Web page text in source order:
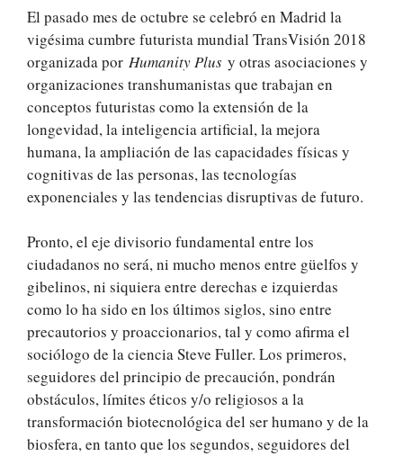
El pasado mes de octubre se celebró en Madrid la
vigésima cumbre futurista mundial TransVisión 2018
organizada por Humanity Plus y otras asociaciones y
organizaciones transhumanistas que trabajan en
conceptos futuristas como la extensión de la
longevidad, la inteligencia artificial, la mejora
humana, la ampliación de las capacidades físicas y
cognitivas de las personas, las tecnologías
exponenciales y las tendencias disruptivas de futuro.
Pronto, el eje divisorio fundamental entre los
ciudadanos no será, ni mucho menos entre güelfos y
gibelinos, ni siquiera entre derechas e izquierdas
como lo ha sido en los últimos siglos, sino entre
precautorios y proaccionarios, tal y como afirma el
sociólogo de la ciencia Steve Fuller. Los primeros,
seguidores del principio de precaución, pondrán
obstáculos, límites éticos y/o religiosos a la
transformación biotecnológica del ser humano y de la
biosfera, en tanto que los segundos, seguidores del